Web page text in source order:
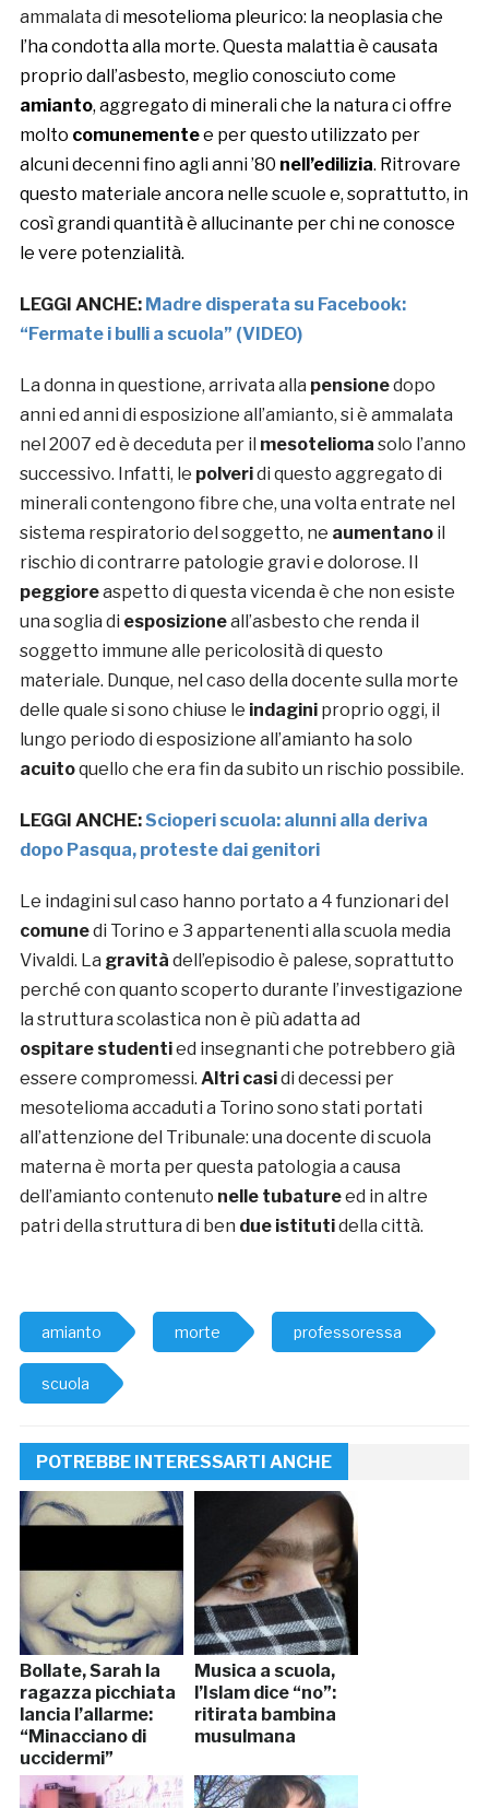
ammalata di mesotelioma pleurico: la neoplasia che
l’ha condotta alla morte. Questa malattia è causata
proprio dall’asbesto, meglio conosciuto come
amianto, aggregato di minerali che la natura ci offre
molto comunementee per questo utilizzato per
alcuni decenni fino agli anni ’80 nell’edilizia. Ritrovare
questo materiale ancora nelle scuole e, soprattutto, in
così grandi quantità è allucinante per chi ne conosce
le vere potenzialità.
LEGGI ANCHE: Madre disperata su Facebook:
“Fermate i bulli a scuola” (VIDEO)
La donna in questione, arrivata alla pensionedopo
anni ed anni di esposizione all’amianto, si è ammalata
nel 2007 ed è deceduta per il mesotelioma solo l’anno
successivo. Infatti, le polveridi questo aggregato di
minerali contengono fibre che, una volta entrate nel
sistema respiratorio del soggetto, ne aumentanoil
rischio di contrarre patologie gravi e dolorose. Il
peggioreaspetto di questa vicenda è che non esiste
una soglia di esposizioneall’asbesto che renda il
soggetto immune alle pericolosità di questo
materiale. Dunque, nel caso della docente sulla morte
delle quale si sono chiuse le indaginiproprio oggi, il
lungo periodo di esposizione all’amianto ha solo
acuitoquello che era fin da subito un rischio possibile.
LEGGI ANCHE:Scioperi scuola: alunni alla deriva
dopo Pasqua, proteste dai genitori
Le indagini sul caso hanno portato a 4 funzionari del
comunedi Torino e 3 appartenenti alla scuola media
Vivaldi. La gravità dell’episodio è palese, soprattutto
perché con quanto scoperto durante l’investigazione
la struttura scolastica non è più adatta ad
ospitare studentied insegnanti che potrebbero già
essere compromessi. Altri casidi decessi per
mesotelioma accaduti a Torino sono stati portati
all’attenzione del Tribunale: una docente di scuola
materna è morta per questa patologia a causa
dell’amianto contenuto nelle tubatureed in altre
patri della struttura di ben due istitutidella città.
amianto morte professoressa
scuola
POTREBBE INTERESSARTI ANCHE
Bollate, Sarah la
ragazza picchiata
lancia l’allarme:
“Minacciano di
uccidermi”
Musica a scuola,
l’Islam dice “no”:
ritirata bambina
musulmana